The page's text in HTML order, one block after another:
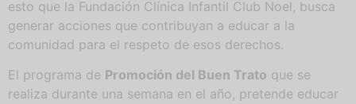
esto que la Fundación Clínica Infantil Club Noel, busca
generar acciones que contribuyan a educar a la
comunidad para el respeto de esos derechos.
El programa de Promoción del Buen Trato que se
realiza durante una semana en el año, pretende educar